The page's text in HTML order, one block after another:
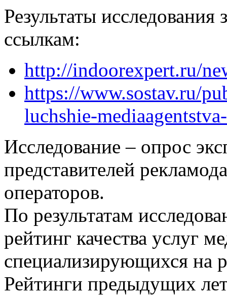
Результаты
ссылкам:
http://indoorexpert.ru/
https://www.sostav.ru/
luchshie-
Исследование – опрос
представителей
операторов.
По результатам
рейтинг качества услуг
специализирующихся на
Рейтинги предыдущих